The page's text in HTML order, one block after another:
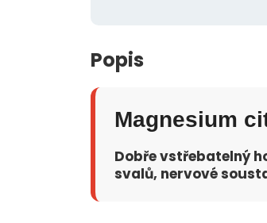
Popis
Magnesium
Dobře vstřebatelný
svalů, nervové